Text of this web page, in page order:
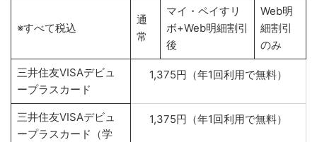
※すべて税込
通
常
マイ・ペイすリ
ボ+Web明細割引
後
Web明
細割引
のみ
三井住友VISAデビュ
ープラスカード
1,375円（年1回利用で無料）
三井住友VISAデビュ
ープラスカード（学
1,375円（年1回利用で無料）